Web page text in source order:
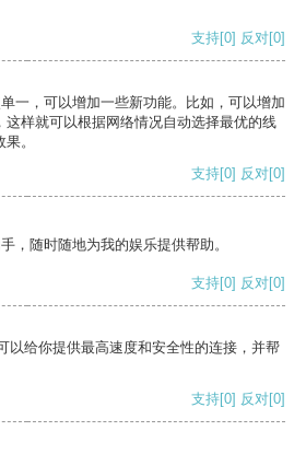
支持[0] 反对[0]
一，可以增加一些新功能。比如，可以增加
这样就可以根据网络情况自动选择最优的线
。
支持[0] 反对[0]
，随时随地为我的娱乐提供帮助。
支持[0] 反对[0]
以给你提供最高速度和安全性的连接，并帮
支持[0] 反对[0]